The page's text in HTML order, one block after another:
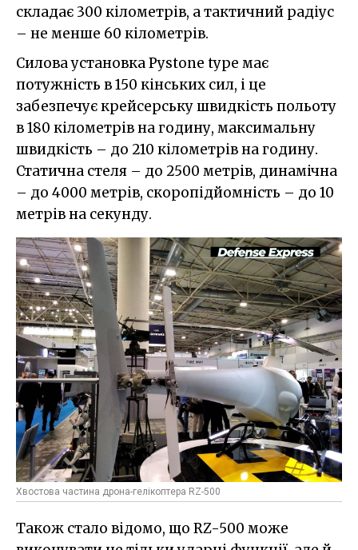
складає 300 кілометрів, а тактичний радіус
– не менше 60 кілометрів.
Силова установка Pystone type має
потужність в 150 кінських сил, і це
забезпечує крейсерську швидкість польоту
в 180 кілометрів на годину, максимальну
швидкість – до 210 кілометрів на годину.
Статична стеля – до 2500 метрів, динамічна
– до 4000 метрів, скоропідйомність – до 10
метрів на секунду.
Хвостова частина дрона-гелікоптера RZ-500
Також стало відомо, що RZ-500 може